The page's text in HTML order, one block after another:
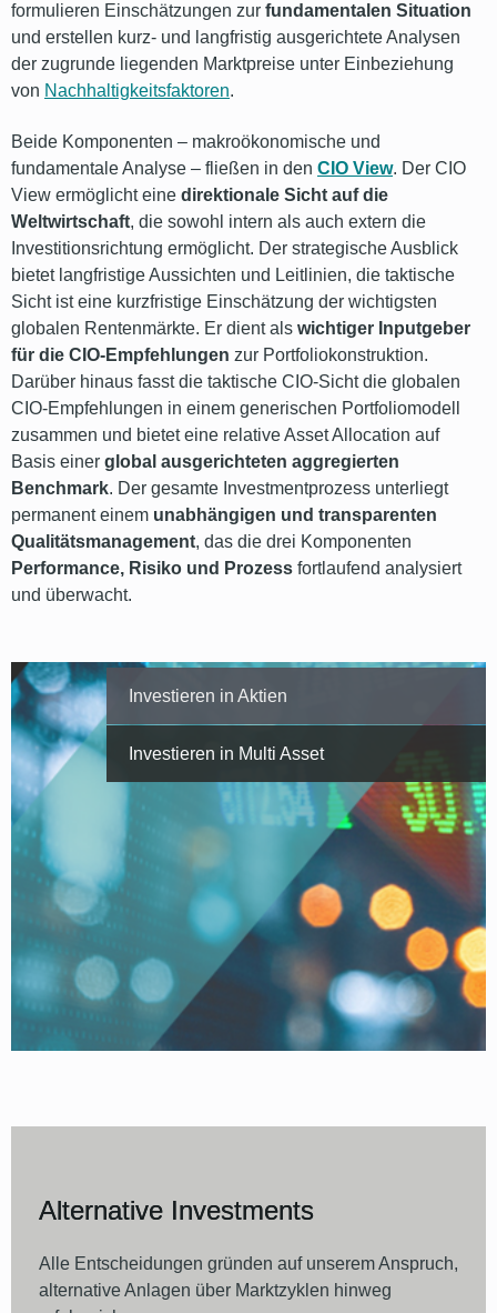
formulieren Einschätzungen zur fundamentalen Situation
und erstellen kurz- und langfristig ausgerichtete Analysen
der zugrunde liegenden Marktpreise unter Einbeziehung
von Nachhaltigkeitsfaktoren.
Beide Komponenten – makroökonomische und
fundamentale Analyse – fließen in den CIO View. Der CIO
View ermöglicht eine direktionale Sicht auf die
Weltwirtschaft, die sowohl intern als auch extern die
Investitionsrichtung ermöglicht. Der strategische Ausblick
bietet langfristige Aussichten und Leitlinien, die taktische
Sicht ist eine kurzfristige Einschätzung der wichtigsten
globalen Rentenmärkte. Er dient als wichtiger Inputgeber
für die CIO-Empfehlungen zur Portfoliokonstruktion.
Darüber hinaus fasst die taktische CIO-Sicht die globalen
CIO-Empfehlungen in einem generischen Portfoliomodell
zusammen und bietet eine relative Asset Allocation auf
Basis einer global ausgerichteten aggregierten
Benchmark. Der gesamte Investmentprozess unterliegt
permanent einem unabhängigen und transparenten
Qualitätsmanagement, das die drei Komponenten
Performance, Risiko und Prozess fortlaufend analysiert
und überwacht.
Investieren in Aktien
Investieren in Multi Asset
Alternative Investments
Alle Entscheidungen gründen auf unserem Anspruch,
alternative Anlagen über Marktzyklen hinweg